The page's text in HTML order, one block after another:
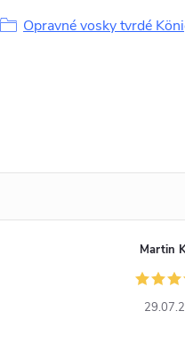
Opravné vosky tvrdé
Martin